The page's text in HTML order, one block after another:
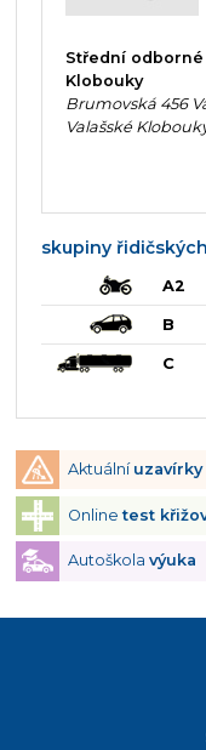
Střední odborné
Klobouky
Brumovská 456
Valašské
skupiny
A2
B
C
Aktuální uzavírky
Onlinetest
Autoškola výuka